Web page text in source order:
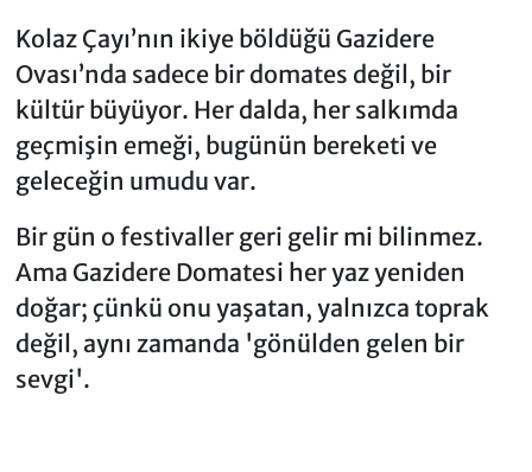
Kolaz Çayı’nın ikiye böldüğü Gazidere
Ovası’nda sadece bir domates değil, bir
kültür büyüyor. Her dalda, her salkımda
geçmişin emeği, bugünün bereketi ve
geleceğin umudu var.
Bir gün o festivaller geri gelir mi bilinmez.
Ama Gazidere Domatesi her yaz yeniden
doğar; çünkü onu yaşatan, yalnızca toprak
değil, aynı zamanda 'gönülden gelen bir
sevgi'.